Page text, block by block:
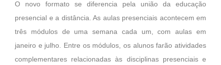
O novo formato se diferencia pela união da educação
presencial e a distância. As aulas presenciais acontecem em
três módulos de uma semana cada um, com aulas em
janeiro e julho. Entre os módulos, os alunos farão atividades
complementares relacionadas às disciplinas presenciais e